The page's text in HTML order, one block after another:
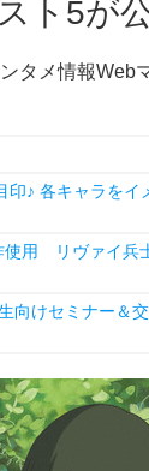
ト5が
タメ情報
印♪ 各キャラを
使用 リヴァイ兵
向けセミナー